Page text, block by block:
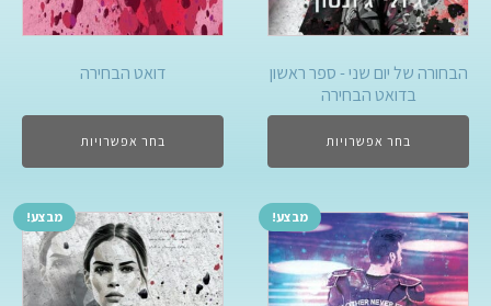
הבחורה של יום שני - ספר ראשון
בדואט הבחירה
בחר אפשרויות
דואט הבחירה
בחר אפשרויות
מבצע! מבצע!